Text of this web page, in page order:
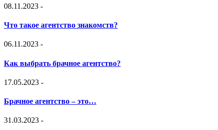
08.11.2023 -
Что такое агентство знакомств?
06.11.2023 -
Как выбрать брачное агентство?
17.05.2023 -
Брачное агентство – это…
31.03.2023 -